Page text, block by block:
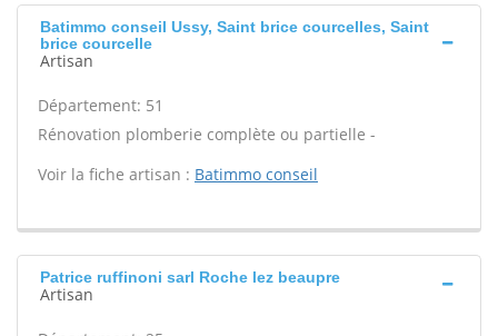
Batimmo conseil Ussy, Saint brice courcelles, Saint
brice courcelle
Artisan
Département: 51
Rénovation plomberie complète ou partielle -
Voir la fiche artisan : Batimmo conseil
Patrice ruffinoni sarl Roche lez beaupre
Artisan